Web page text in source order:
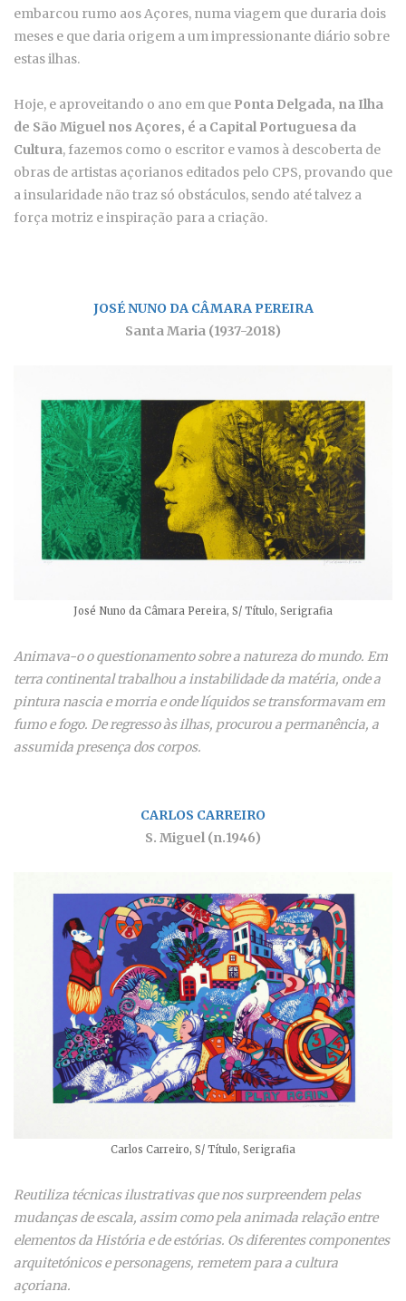
embarcou rumo aos Açores, numa viagem que duraria dois
meses e que daria origem a um impressionante diário sobre
estas ilhas.
Hoje, e aproveitando o ano em que Ponta Delgada, na Ilha
de São Miguel nos Açores, é a Capital Portuguesa da
Cultura, fazemos como o escritor e vamos à descoberta de
obras de artistas açorianos editados pelo CPS, provando que
a insularidade não traz só obstáculos, sendo até talvez a
força motriz e inspiração para a criação.
JOSÉ NUNO DA CÂMARA PEREIRA
Santa Maria (1937-2018)
José Nuno da Câmara Pereira, S/ Título, Serigrafia
Animava-o o questionamento sobre a natureza do mundo. Em
terra continental trabalhou a instabilidade da matéria, onde a
pintura nascia e morria e onde líquidos se transformavam em
fumo e fogo. De regresso às ilhas, procurou a permanência, a
assumida presença dos corpos.
CARLOS CARREIRO
S. Miguel (n.1946)
Carlos Carreiro, S/ Título, Serigrafia
Reutiliza técnicas ilustrativas que nos surpreendem pelas
mudanças de escala, assim como pela animada relação entre
elementos da História e de estórias. Os diferentes componentes
arquitetónicos e personagens, remetem para a cultura
açoriana.